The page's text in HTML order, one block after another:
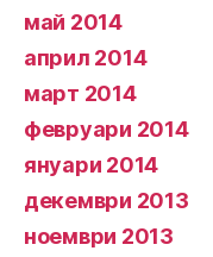
май 2014
април 2014
март 2014
февруари 2014
януари 2014
декември 2013
ноември 2013